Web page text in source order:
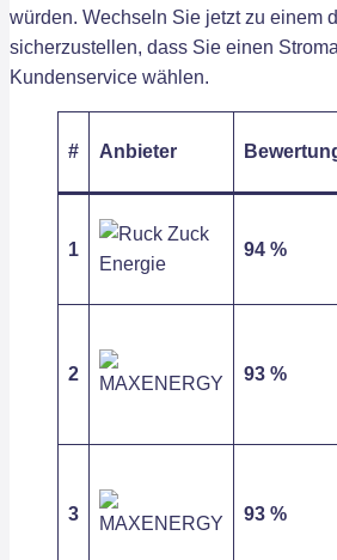
würden. Wechseln Sie jetzt zu einem
sicherzustellen, dass Sie einen
Kundenservice wählen.
# Anbieter
1 94 %
2 93 %
3 93 %